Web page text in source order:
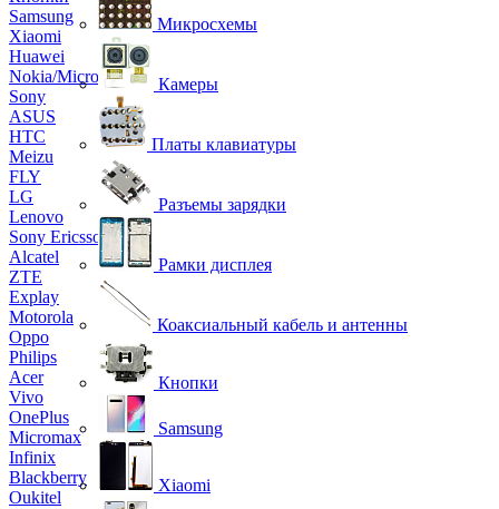
Samsung
Xiaomi
Huawei
Nokia/Microsoft
Sony
ASUS
HTC
Meizu
FLY
LG
Lenovo
Sony Ericsson
Alcatel
ZTE
Explay
Motorola
Oppo
Philips
Acer
Vivo
OnePlus
Micromax
Infinix
Blackberry
Oukitel
Микросхемы
Камеры
Платы клавиатуры
Разъемы зарядки
Рамки дисплея
Коаксиальный кабель и антенны
Кнопки
Samsung
Xiaomi